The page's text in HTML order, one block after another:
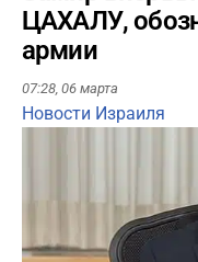
ЦАХАЛУ,
армии
07:28, 06 марта
Новости Израиля